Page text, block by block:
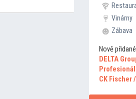
Vinárny
Zábava
Nově
DELTA
CK Fischer